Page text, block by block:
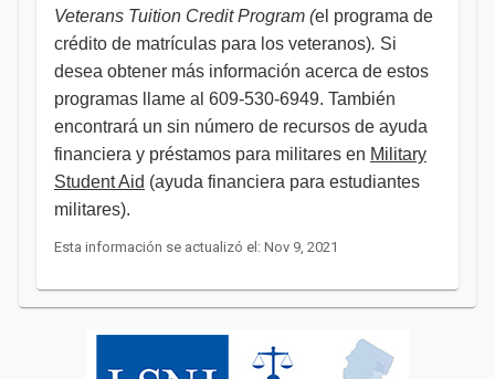
Veterans Tuition Credit Program (el programa de
crédito de matrículas para los veteranos). Si
desea obtener más información acerca de estos
programas llame al 609-530-6949. También
encontrará un sin número de recursos de ayuda
financiera y préstamos para militares en Military
Student Aid (ayuda financiera para estudiantes
militares). ​​​​​
Esta información se actualizó el: Nov 9, 2021